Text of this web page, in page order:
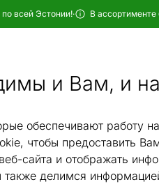
и Вам, и
обеспечивают работу
чтобы предоставить
сайта и отображать
делимся
всей Эстонии!· В